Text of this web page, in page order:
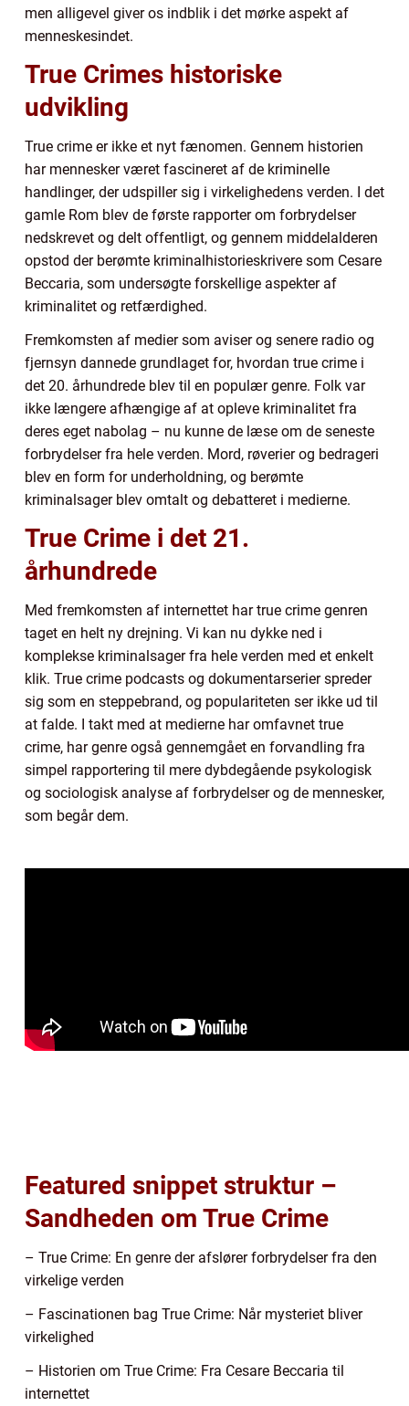
men alligevel giver os indblik i det mørke aspekt af
menneskesindet.
True Crimes historiske
udvikling
True crime er ikke et nyt fænomen. Gennem historien
har mennesker været fascineret af de kriminelle
handlinger, der udspiller sig i virkelighedens verden. I det
gamle Rom blev de første rapporter om forbrydelser
nedskrevet og delt offentligt, og gennem middelalderen
opstod der berømte kriminalhistorieskrivere som Cesare
Beccaria, som undersøgte forskellige aspekter af
kriminalitet og retfærdighed.
Fremkomsten af medier som aviser og senere radio og
fjernsyn dannede grundlaget for, hvordan true crime i
det 20. århundrede blev til en populær genre. Folk var
ikke længere afhængige af at opleve kriminalitet fra
deres eget nabolag – nu kunne de læse om de seneste
forbrydelser fra hele verden. Mord, røverier og bedrageri
blev en form for underholdning, og berømte
kriminalsager blev omtalt og debatteret i medierne.
True Crime i det 21.
århundrede
Med fremkomsten af internettet har true crime genren
taget en helt ny drejning. Vi kan nu dykke ned i
komplekse kriminalsager fra hele verden med et enkelt
klik. True crime podcasts og dokumentarserier spreder
sig som en steppebrand, og populariteten ser ikke ud til
at falde. I takt med at medierne har omfavnet true
crime, har genre også gennemgået en forvandling fra
simpel rapportering til mere dybdegående psykologisk
og sociologisk analyse af forbrydelser og de mennesker,
som begår dem.
Featured snippet struktur –
Sandheden om True Crime
– True Crime: En genre der afslører forbrydelser fra den
virkelige verden
– Fascinationen bag True Crime: Når mysteriet bliver
virkelighed
– Historien om True Crime: Fra Cesare Beccaria til
internettet